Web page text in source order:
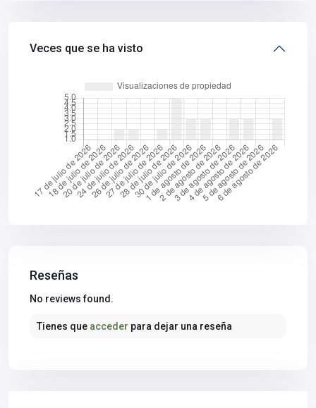
Veces que se ha visto
Reseñas
No reviews found.
Tienes que acceder para dejar una reseña